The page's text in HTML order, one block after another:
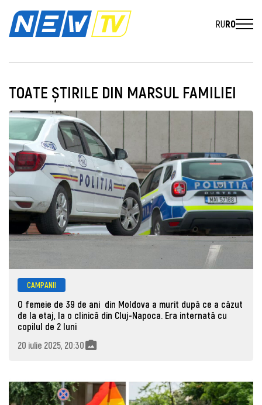
RURO
TOATE ȘTIRILE DIN MARSUL FAMILIEI
CAMPANII
O femeie de 39 de ani din Moldova a murit după ce a căzut
de la etaj, la o clinică din Cluj-Napoca. Era internată cu
copilul de 2 luni
20 iulie 2025, 20:30